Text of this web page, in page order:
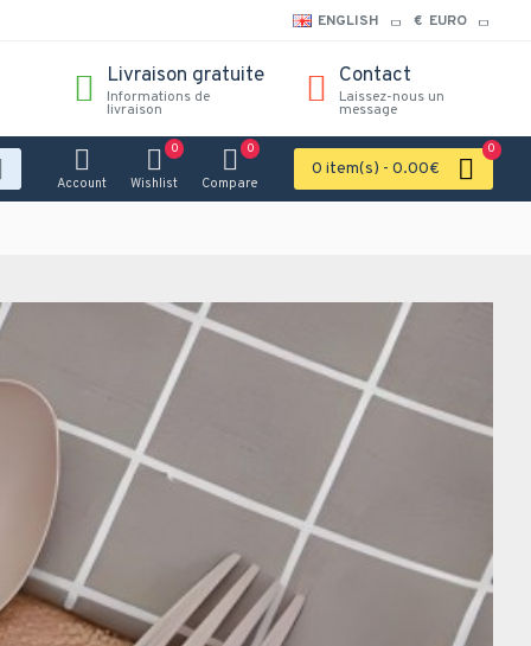
ENGLISH € EURO
Livraison gratuite
Informations de
livraison
Contact
Laissez-nous un
message
Account Wishlist
0
Compare
0
0 item(s) - 0.00€
0